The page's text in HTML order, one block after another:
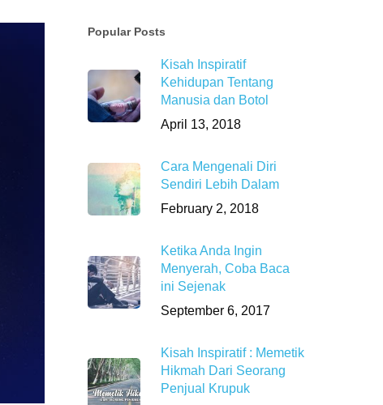
Popular Posts
Kisah Inspiratif
Kehidupan Tentang
Manusia dan Botol
April 13, 2018
Cara Mengenali Diri
Sendiri Lebih Dalam
February 2, 2018
Ketika Anda Ingin
Menyerah, Coba Baca
ini Sejenak
September 6, 2017
Kisah Inspiratif : Memetik
Hikmah Dari Seorang
Penjual Krupuk